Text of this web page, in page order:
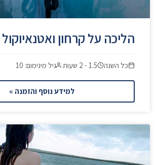
הליכה על קרחון ואטנאיוקול
כל השנה 1.5 - 2 שעות גיל מינימום: 10
למידע נוסף והזמנה »